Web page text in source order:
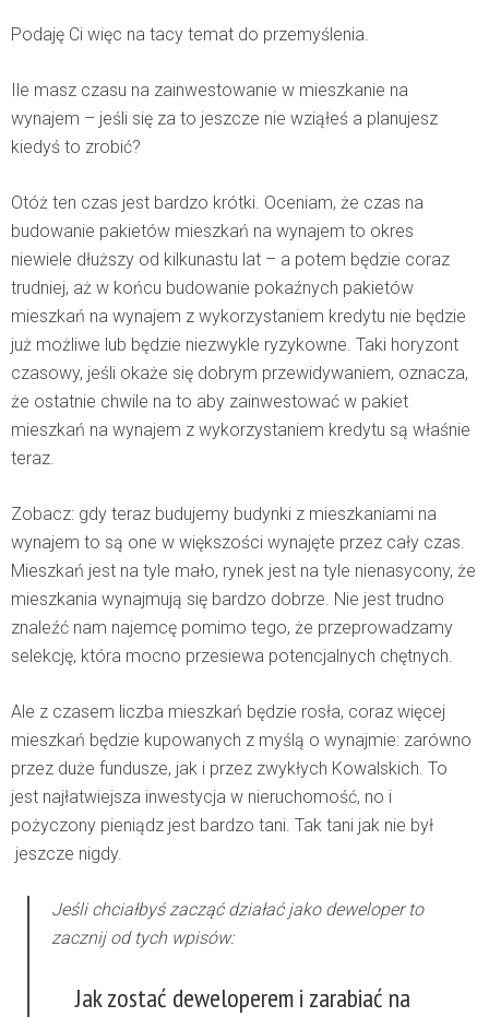
Podaję Ci więc na tacy temat do przemyślenia.
Ile masz czasu na zainwestowanie w mieszkanie na
wynajem – jeśli się za to jeszcze nie wziąłeś a planujesz
kiedyś to zrobić?
Otóż ten czas jest bardzo krótki. Oceniam, że czas na
budowanie pakietów mieszkań na wynajem to okres
niewiele dłuższy od kilkunastu lat – a potem będzie coraz
trudniej, aż w końcu budowanie pokaźnych pakietów
mieszkań na wynajem z wykorzystaniem kredytu nie będzie
już możliwe lub będzie niezwykle ryzykowne. Taki horyzont
czasowy, jeśli okaże się dobrym przewidywaniem, oznacza,
że ostatnie chwile na to aby zainwestować w pakiet
mieszkań na wynajem z wykorzystaniem kredytu są właśnie
teraz.
Zobacz: gdy teraz budujemy budynki z mieszkaniami na
wynajem to są one w większości wynajęte przez cały czas.
Mieszkań jest na tyle mało, rynek jest na tyle nienasycony, że
mieszkania wynajmują się bardzo dobrze. Nie jest trudno
znaleźć nam najemcę pomimo tego, że przeprowadzamy
selekcję, która mocno przesiewa potencjalnych chętnych.
Ale z czasem liczba mieszkań będzie rosła, coraz więcej
mieszkań będzie kupowanych z myślą o wynajmie: zarówno
przez duże fundusze, jak i przez zwykłych Kowalskich. To
jest najłatwiejsza inwestycja w nieruchomość, no i
pożyczony pieniądz jest bardzo tani. Tak tani jak nie był
jeszcze nigdy.
Jeśli chciałbyś zacząć działać jako deweloper to
zacznij od tych wpisów:
Jak zostać deweloperem i zarabiać na